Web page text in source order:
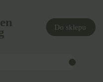
Do sklepu